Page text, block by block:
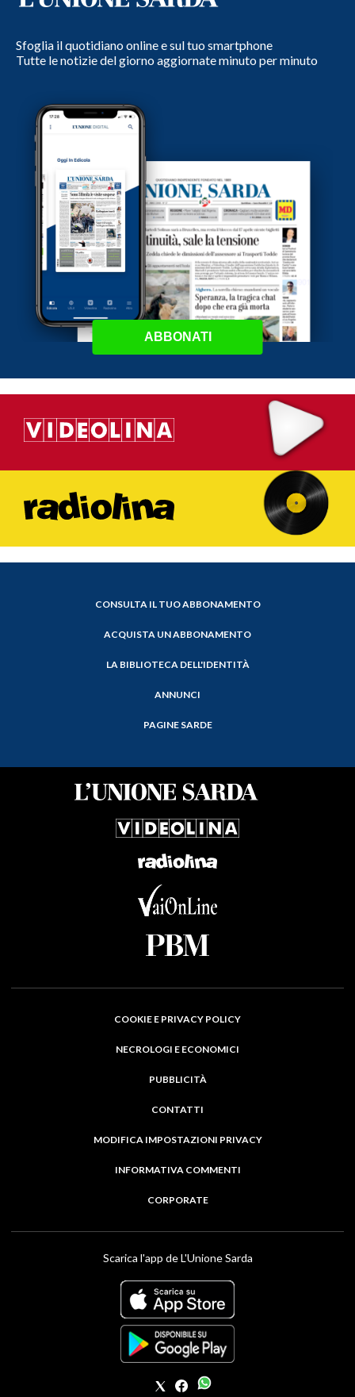
Sfoglia il quotidiano online e sul tuo smartphone
Tutte le notizie del giorno aggiornate minuto per minuto
ABBONATI
CONSULTA IL TUO ABBONAMENTO
ACQUISTA UN ABBONAMENTO
LA BIBLIOTECA DELL'IDENTITÀ
ANNUNCI
PAGINE SARDE
COOKIE E PRIVACY POLICY
NECROLOGI E ECONOMICI
PUBBLICITÀ
CONTATTI
MODIFICA IMPOSTAZIONI PRIVACY
INFORMATIVA COMMENTI
CORPORATE
Scarica l'app de L'Unione Sarda